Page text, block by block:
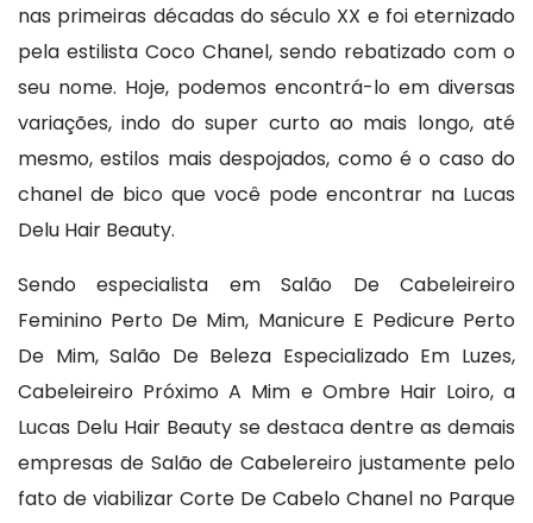
nas primeiras décadas do século XX e foi eternizado
pela estilista Coco Chanel, sendo rebatizado com o
seu nome. Hoje, podemos encontrá-lo em diversas
variações, indo do super curto ao mais longo, até
mesmo, estilos mais despojados, como é o caso do
chanel de bico que você pode encontrar na Lucas
Delu Hair Beauty.
Sendo especialista em Salão De Cabeleireiro
Feminino Perto De Mim, Manicure E Pedicure Perto
De Mim, Salão De Beleza Especializado Em Luzes,
Cabeleireiro Próximo A Mim e Ombre Hair Loiro, a
Lucas Delu Hair Beauty se destaca dentre as demais
empresas de Salão de Cabelereiro justamente pelo
fato de viabilizar Corte De Cabelo Chanel no Parque